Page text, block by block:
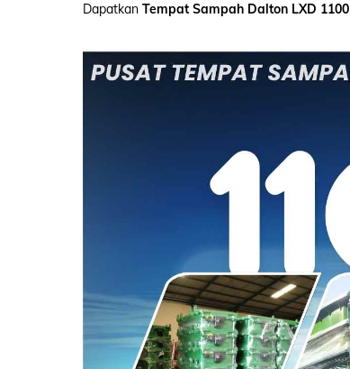
Dapatkan Tempat Sampah Dalton LXD 1100